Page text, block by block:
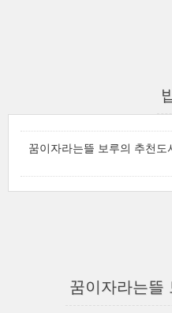
꿈이자라는뜰 보루의 추천도
꿈이자라는뜰